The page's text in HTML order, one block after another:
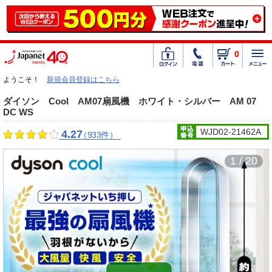
0
ようこそ！ 新規会員登録はこちら
ダイソン Cool AM07扇風機 ホワイト・シルバー AM 07
DC WS
4.27（933件） WJD02-21462A
1 / 20